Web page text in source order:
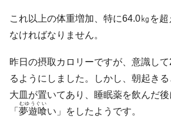
これ以上の体重増加、特に64.0㎏を
なければなりません。
昨日の摂取カロリーですが、意識し
るようにしました。しかし、朝起き
大皿が置いてあり、睡眠薬を飲んだ
「 夢遊喰
むゆうぐい
い」をしたようです。